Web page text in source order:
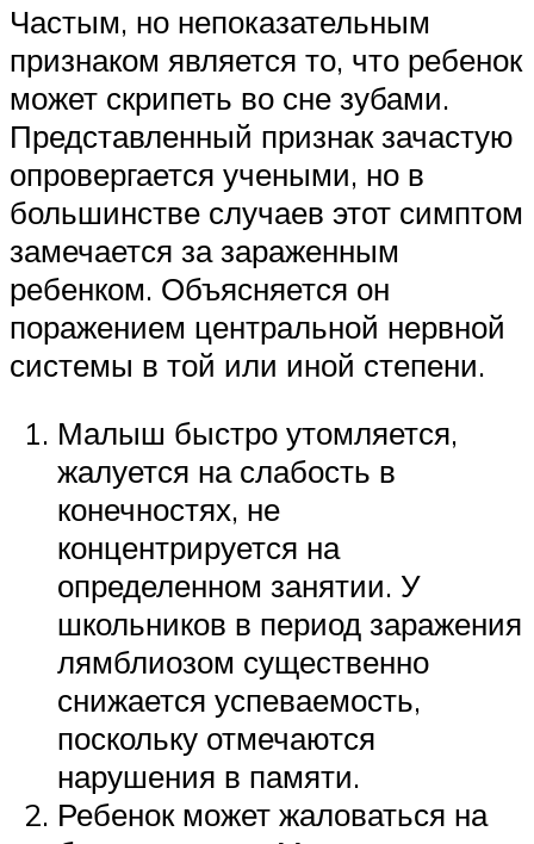
Частым, но непоказательным
признаком является то, что ребенок
может скрипеть во сне зубами.
Представленный признак зачастую
опровергается учеными, но в
большинстве случаев этот симптом
замечается за зараженным
ребенком. Объясняется он
поражением центральной нервной
системы в той или иной степени.
Малыш быстро утомляется,
жалуется на слабость в
конечностях, не
концентрируется на
определенном занятии. У
школьников в период заражения
лямблиозом существенно
снижается успеваемость,
поскольку отмечаются
нарушения в памяти.
Ребенок может жаловаться на